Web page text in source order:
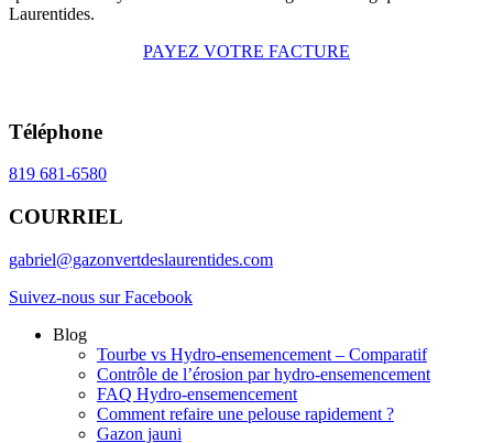
PAYEZ VOTRE FACTURE
Téléphone
819 681-6580
COURRIEL
gabriel@gazonvertdeslaurentides.com
Suivez-nous sur Facebook
Blog
Tourbe vs Hydro-ensemencement – Comparatif
Contrôle de l’érosion par hydro-ensemencement
FAQ Hydro-ensemencement
Comment refaire une pelouse rapidement ?
Gazon jauni